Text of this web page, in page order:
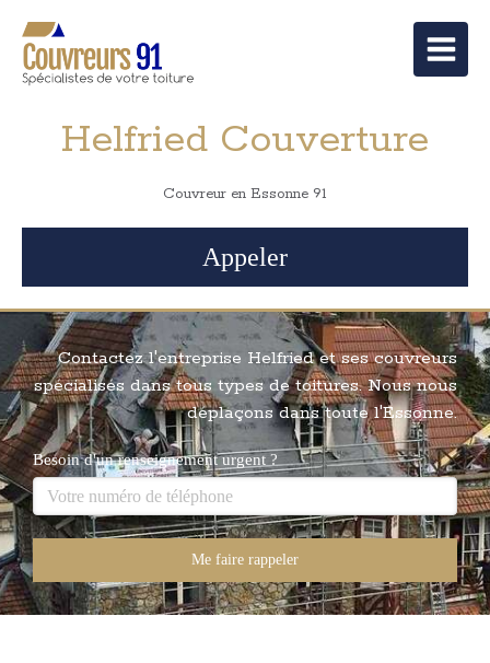
Helfried Couverture
Couvreur en Essonne 91
Appeler
Contactez l'entreprise Helfried et ses couvreurs
spécialisés dans tous types de toitures. Nous nous
déplaçons dans toute l'Essonne.
Besoin d'un renseignement urgent ?
Me faire rappeler